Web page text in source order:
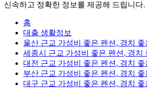
신속하고 정확한 정보를 제공해 드립니다.
홈
대출 생활정보
울산 근교 가성비 좋은 펜션, 경치 좋
세종시 근교 가성비 좋은 펜션, 경치
대전 근교 가성비 좋은 펜션, 경치 좋
부산 근교 가성비 좋은 펜션, 경치 좋
대구 근교 가성비 좋은 펜션, 경치 좋